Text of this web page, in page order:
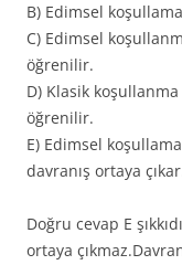
B) Edimsel
C) Edimsel
öğrenilir.
D) Klasik
öğrenilir.
E) Edimsel
davranış ortaya
Doğru cevap E
ortaya